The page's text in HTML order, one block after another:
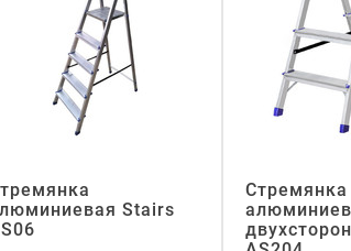
Stairs
Стремянка